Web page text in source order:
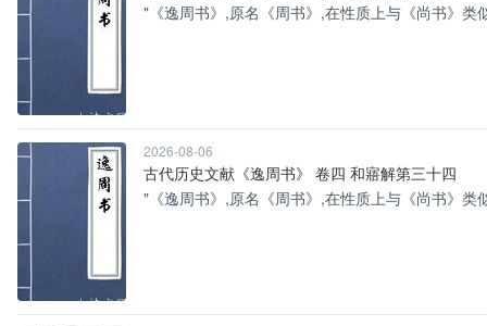
"《逸周书》,原名《周书》,在性质上与《尚书》
2026-08-06
古代历史文献《逸周书》 卷四 和寤解第三十四
"《逸周书》,原名《周书》,在性质上与《尚书》